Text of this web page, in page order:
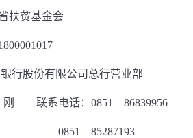
扶贫基金会
行股份有限公司总行营业部
联系电话：0851—86839956